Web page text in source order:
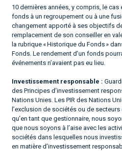
10 dernières années, y compris, le
fonds à un regroupement ou à une
changement apporté à ses objectifs
remplacement de son conseiller en
la rubrique « Historique du Fonds »
Fonds. Le rendement d’un fonds
événements n’avaient pas eu lieu.
Investissement responsable :
des Principes d’investissement
Nations Unies. Les PIR des Nations
l’exclusion de sociétés ou de
qu’en tant que gestionnaire, nous
que nous soyons à l’aise avec les
sociétés dans lesquelles nous
en matière d’investissement